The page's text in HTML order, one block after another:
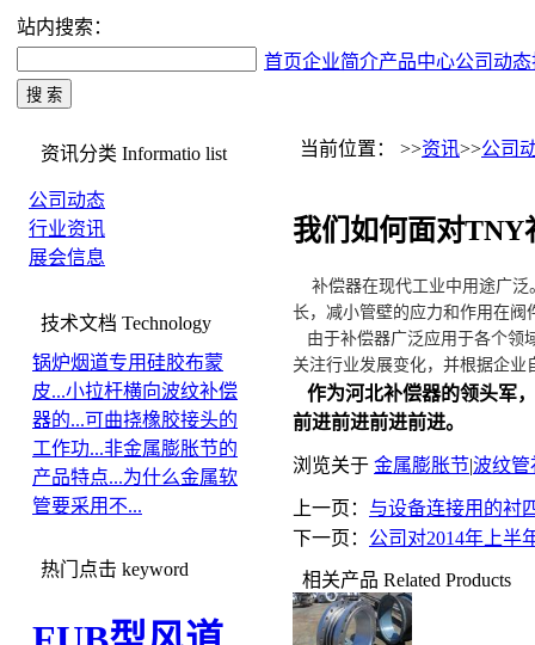
站内搜索：
首页企业简介产品中心公司动态
资讯分类 Informatio list
公司动态
行业资讯
展会信息
技术文档 Technology
锅炉烟道专用硅胶布蒙
皮...小拉杆横向波纹补偿
器的...可曲挠橡胶接头的
工作功...非金属膨胀节的
产品特点...为什么金属软
管要采用不...
热门点击 keyword
当前位置： >>资讯>>公司
我们如何面对TNY
补偿器在现代工业中用途广泛
长，减小管壁的应力和作用在阀
由于补偿器广泛应用于各个领
关注行业发展变化，并根据企
作为河北补偿器的领头军
前进前进前进前进。
浏览关于 金属膨胀节|波纹管
上一页： 与设备连接用的衬
下一页： 公司对2014年上半
相关产品 Related Products